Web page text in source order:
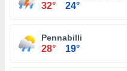
32° 24°
Pennabilli
28° 19°